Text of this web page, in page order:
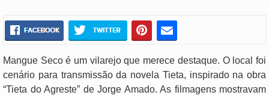
Mangue Seco é um vilarejo que merece destaque. O local foi
cenário para transmissão da novela Tieta, inspirado na obra
“Tieta do Agreste” de Jorge Amado. As filmagens mostravam